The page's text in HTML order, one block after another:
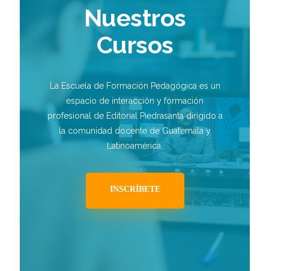
Nuestros
Cursos
La Escuela de Formación Pedagógica es un
espacio de interacción y formación
profesional de Editorial Piedrasanta dirigido a
la comunidad docente de Guatemala y
Latinoamérica.
INSCRÍBETE